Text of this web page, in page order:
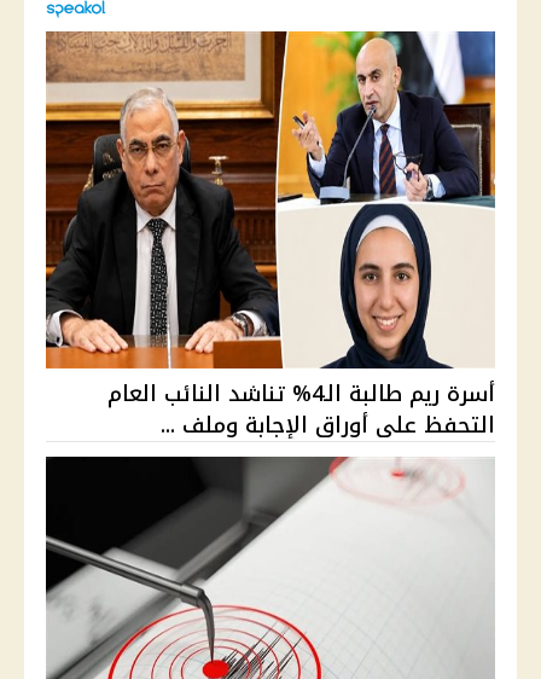
أسرة ريم طالبة الـ4% تناشد النائب العام
التحفظ على أوراق الإجابة وملف ...